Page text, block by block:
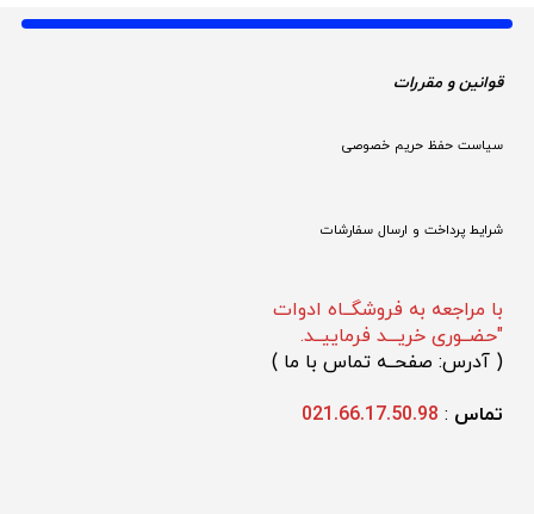
قوانین و مقررات
سیاست حفظ حریم خصوصی
شرایط پرداخت و ارسال سفارشات
با مراجعه به فروشگــاه ادوات
"حضــوری خریـــد فرماییــد.
( آدرس: صفحــه تماس با ما )
تماس :
021.66.17.50.98